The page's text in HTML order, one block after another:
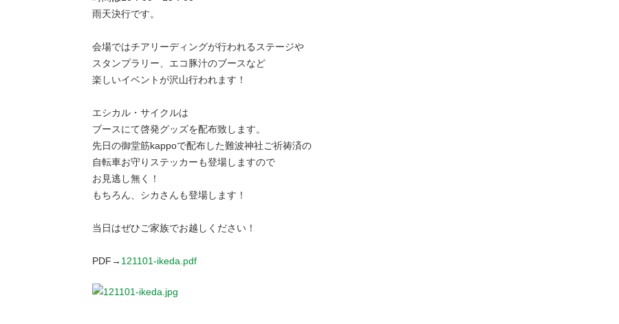
雨天決行です。
会場ではチアリーディングが行われるステージや
スタンプラリー、エコ豚汁のブースなど
楽しいイベントが沢山行われます！
エシカル・サイクルは
ブースにて啓発グッズを配布致します。
先日の御堂筋kappoで配布した難波神社ご祈祷済の
自転車お守りステッカーも登場しますので
お見逃し無く！
もちろん、シカさんも登場します！
当日はぜひご家族でお越しください！
PDF→ 121101-ikeda.pdf